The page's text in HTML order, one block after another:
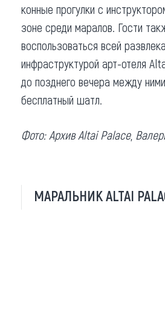
конные прогулки с
зоне среди маралов. Гости
воспользоваться всей
инфраструктурой арт-отеля
до позднего вечера между
бесплатный шатл.
Фото: АрхивAltai Palace,
МАРАЛЬНИК ALTAI